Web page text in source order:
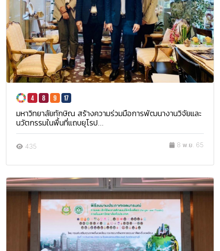
มหาวิทยาลัยทักษิณ สร้างความร่วมมือการพัฒนางานวิจัยและ
นวัตกรรมในพื้นที่แถบยุโรป...
435 8 พ.ย. 65